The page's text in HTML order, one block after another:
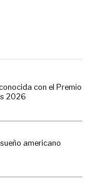
con el Premio
2026
americano